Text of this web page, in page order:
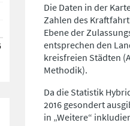
Die Daten in der
Zahlen des
Ebene der
entsprechen den
kreisfreien Städten
Methodik).
Da die Statistik
2016 gesondert
in „Weitere“